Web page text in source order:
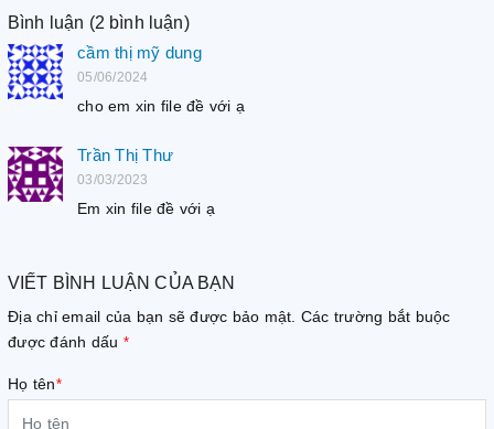
Bình luận (2 bình luận)
cầm thị mỹ dung
05/06/2024
cho em xin file đề với ạ
Trần Thị Thư
03/03/2023
Em xin file đề với ạ
VIẾT BÌNH LUẬN CỦA BẠN
Địa chỉ email của bạn sẽ được bảo mật. Các trường bắt buộc
được đánh dấu *
Họ tên*